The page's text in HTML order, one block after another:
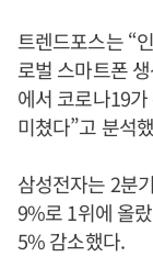
트렌드포스는 “
로벌 스마트폰
에서 코로나19
미쳤다”고 분석
삼성전자는 2분
9%로 1위에 올
5% 감소했다.